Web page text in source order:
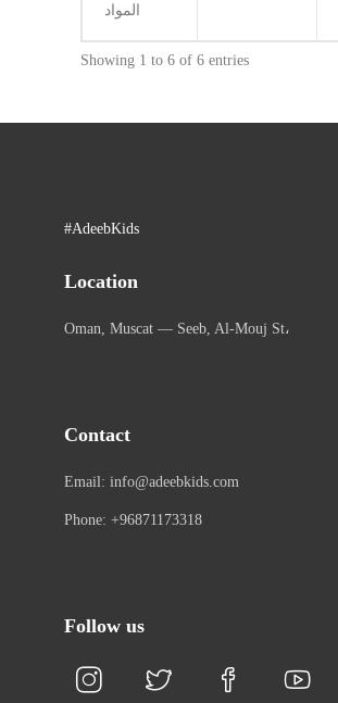
المواد
Showing 1 to 6 of 6 entries
#AdeebKids
Location
Oman, Muscat — Seeb, Al-Mouj St،
Contact
Email: info@adeebkids.com
Phone: +96871173318
Follow us